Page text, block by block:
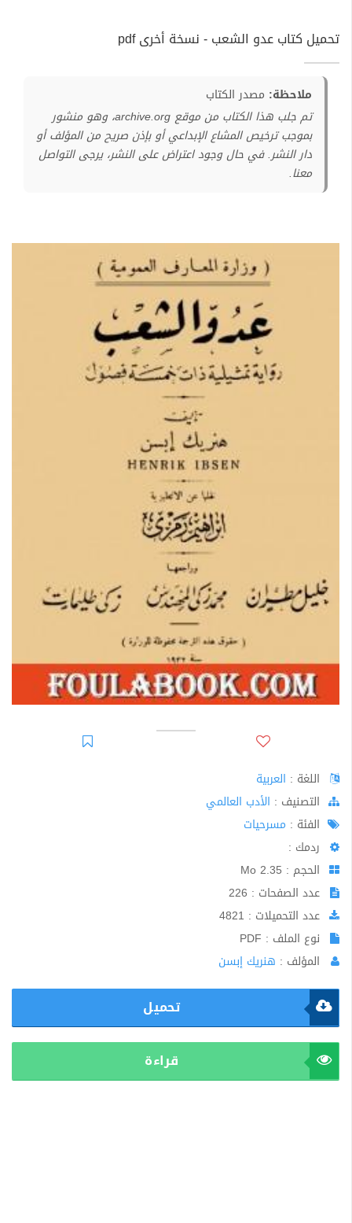
تحميل كتاب عدو الشعب - نسخة أخرى pdf
ملاحظة: مصدر الكتاب
تم جلب هذا الكتاب من موقع archive.org، وهو منشور
بموجب ترخيص المشاع الإبداعي أو بإذن صريح من المؤلف أو
دار النشر. في حال وجود اعتراض على النشر، يرجى التواصل
معنا.
اللغة : العربية
اﻟﺘﺼﻨﻴﻒ : الأدب العالمي
الفئة : مسرحيات
ردمك :
الحجم : 2.35 Mo
عدد الصفحات : 226
عدد التحميلات : 4821
نوع الملف : PDF
المؤلف : هنريك إبسن
تحميل
قراءة